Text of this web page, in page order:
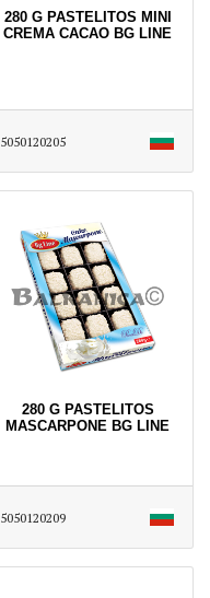
280 G PASTELITOS MINI
CREMA CACAO BG LINE
5050120205
280 G PASTELITOS
MASCARPONE BG LINE
5050120209